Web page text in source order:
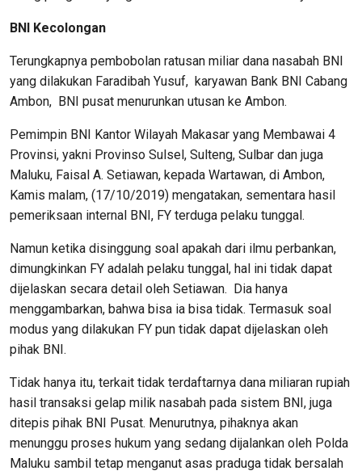
BNI Kecolongan
Terungkapnya pembobolan ratusan miliar dana nasabah BNI
yang dilakukan Faradibah Yusuf, karyawan Bank BNI Cabang
Ambon, BNI pusat menurunkan utusan ke Ambon.
Pemimpin BNI Kantor Wilayah Makasar yang Membawai 4
Provinsi, yakni Provinso Sulsel, Sulteng, Sulbar dan juga
Maluku, Faisal A. Setiawan, kepada Wartawan, di Ambon,
Kamis malam, (17/10/2019) mengatakan, sementara hasil
pemeriksaan internal BNI, FY terduga pelaku tunggal.
Namun ketika disinggung soal apakah dari ilmu perbankan,
dimungkinkan FY adalah pelaku tunggal, hal ini tidak dapat
dijelaskan secara detail oleh Setiawan. Dia hanya
menggambarkan, bahwa bisa ia bisa tidak. Termasuk soal
modus yang dilakukan FY pun tidak dapat dijelaskan oleh
pihak BNI.
Tidak hanya itu, terkait tidak terdaftarnya dana miliaran rupiah
hasil transaksi gelap milik nasabah pada sistem BNI, juga
ditepis pihak BNI Pusat. Menurutnya, pihaknya akan
menunggu proses hukum yang sedang dijalankan oleh Polda
Maluku sambil tetap menganut asas praduga tidak bersalah